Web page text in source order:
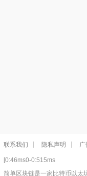
联系我们 隐私声明 广
[0:46ms0-0:515ms
简单区块链是一家比特币以太